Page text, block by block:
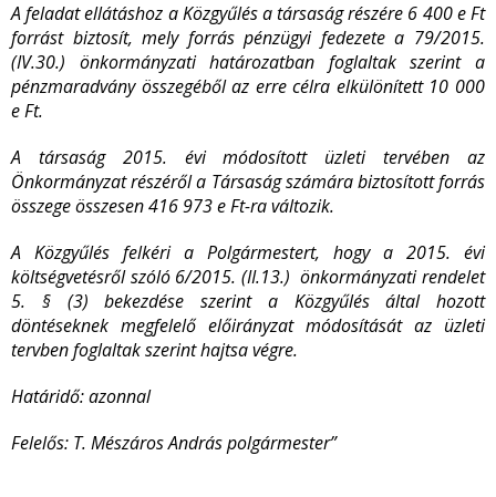
A feladat ellátáshoz a Közgyűlés a társaság részére 6 400 e Ft
forrást biztosít, mely forrás pénzügyi fedezete a 79/2015.
(IV.30.) önkormányzati határozatban foglaltak szerint a
pénzmaradvány összegéből az erre célra elkülönített 10 000
e Ft.
A társaság 2015. évi módosított üzleti tervében az
Önkormányzat részéről a Társaság számára biztosított forrás
összege összesen 416 973 e Ft-ra változik.
A Közgyűlés felkéri a Polgármestert, hogy a 2015. évi
költségvetésről szóló 6/2015. (II.13.) önkormányzati rendelet
5. § (3) bekezdése szerint a Közgyűlés által hozott
döntéseknek megfelelő előirányzat módosítását az üzleti
tervben foglaltak szerint hajtsa végre.
Határidő: azonnal
Felelős: T. Mészáros András polgármester”